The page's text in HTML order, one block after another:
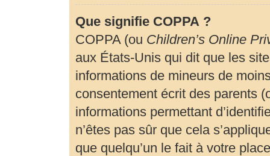
Que signifie COPPA ?
COPPA (ou Children’s Online
aux États-Unis qui dit que les
informations de mineurs de
consentement écrit des parents
informations permettant
n’êtes pas sûr que cela
que quelqu’un le fait à votre